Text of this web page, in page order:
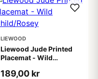
LIEWOOD
Liewood Jude Printed
Placemat - Wild
189,00 kr